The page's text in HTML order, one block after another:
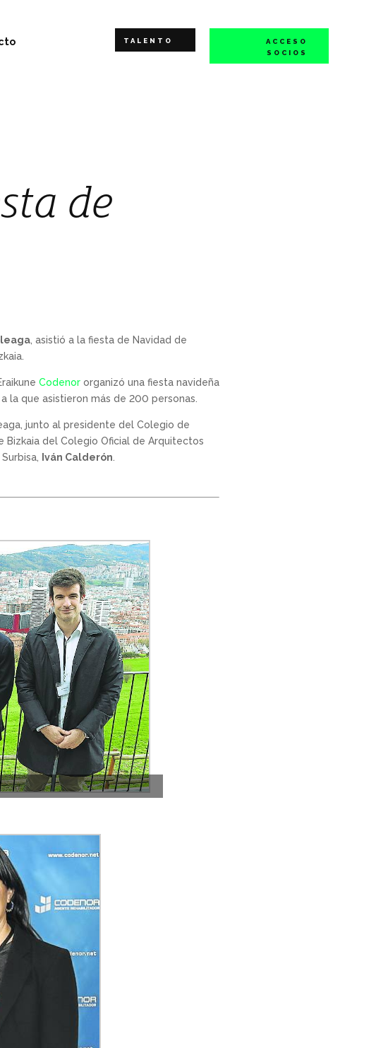
TALENTO
ACCESO
SOCIOS
de
, asistió a la fiesta de Navidad de
Codenor organizó una fiesta navideña
a la que asistieron más de 200 personas.
junto al presidente del Colegio de
del Colegio Oficial de Arquitectos
Iván Calderón.